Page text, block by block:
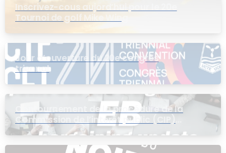
Inscrivez-cous aujord’hui pour le 20e
Tournoi de golf Mike Wing
Jour d’ouverture du 20e congrès
triennal
Contournement de la procédure de la
Commission de l’intérêt public (CIP)
pour le groupe EB